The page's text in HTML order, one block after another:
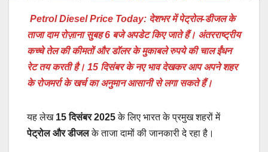
Petrol Diesel Price Today: देशभर में पेट्रोल-डीजल के
ताजा दाम रोज़ाना सुबह 6 बजे अपडेट किए जाते हैं। अंतरराष्ट्रीय
कच्चे तेल की कीमतों और डॉलर के मुकाबले रुपये की चाल ईंधन
रेट तय करती है। 15 दिसंबर के नए भाव देखकर आप अपने शहर
के रोजमर्रा के खर्च का अनुमान आसानी से लगा सकते हैं।
यह लेख 15 दिसंबर 2025के लिए भारत के प्रमुख शहरों में
पेट्रोल और डीजलके ताजा दामों की जानकारी दे रहा है।